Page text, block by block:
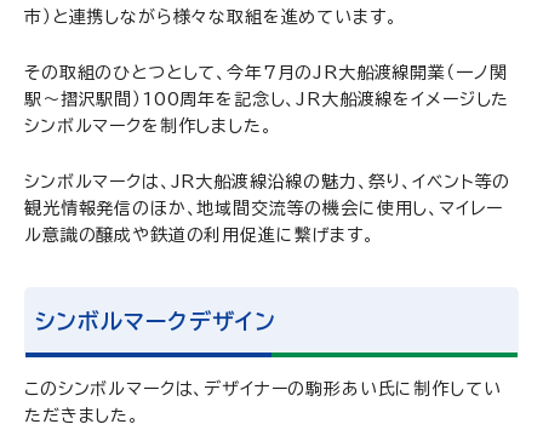
市）と連携しながら様々な取組を進めています。
その取組のひとつとして、今年7月のJR大船渡線開業（一ノ関
駅～摺沢駅間）100周年を記念し、JR大船渡線をイメージした
シンボルマークを制作しました。
シンボルマークは、JR大船渡線沿線の魅力、祭り、イベント等の
観光情報発信のほか、地域間交流等の機会に使用し、マイレー
ル意識の醸成や鉄道の利用促進に繋げます。
シンボルマークデザイン
このシンボルマークは、デザイナーの駒形あい氏に制作してい
ただきました。